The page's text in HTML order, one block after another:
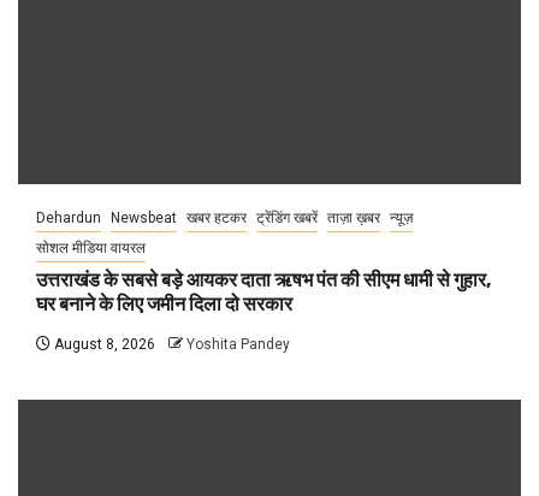
Dehardun Newsbeat खबर हटकर ट्रेंडिंग खबरें ताज़ा ख़बर न्यूज़
सोशल मीडिया वायरल
उत्तराखंड के सबसे बड़े आयकर दाता ऋषभ पंत की सीएम धामी से गुहार,
घर बनाने के लिए जमीन दिला दो सरकार
August 8, 2026 Yoshita Pandey